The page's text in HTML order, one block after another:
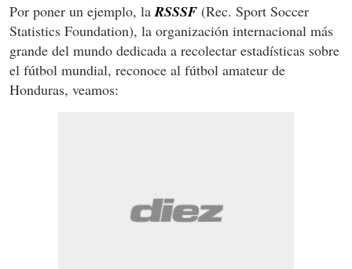
Por poner un ejemplo, la RSSSF (Rec. Sport Soccer
Statistics Foundation), la organización internacional más
grande del mundo dedicada a recolectar estadísticas sobre
el fútbol mundial, reconoce al fútbol amateur de
Honduras, veamos: